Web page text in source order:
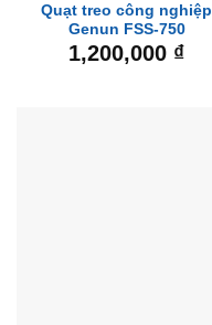
Quạt treo công nghiệp
Genun FSS-750
1,200,000 ₫